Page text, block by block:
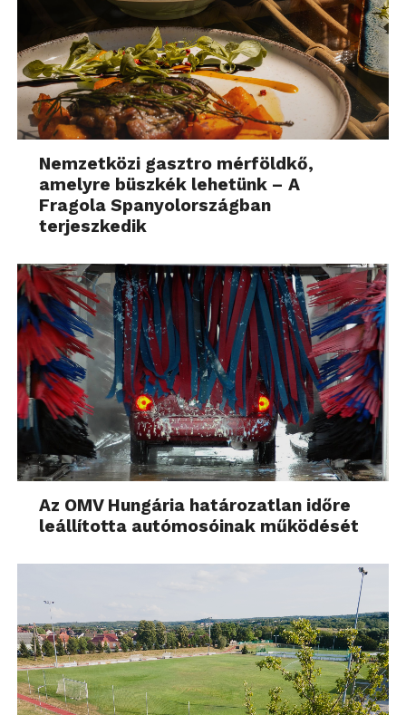
Nemzetközi gasztro mérföldkő,
amelyre büszkék lehetünk – A
Fragola Spanyolországban
terjeszkedik
Az OMV Hungária határozatlan időre
leállította autómosóinak működését